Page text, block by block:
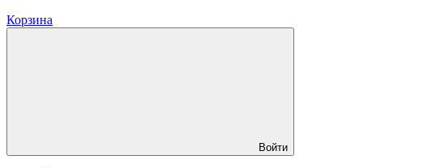
Корзина
Войти